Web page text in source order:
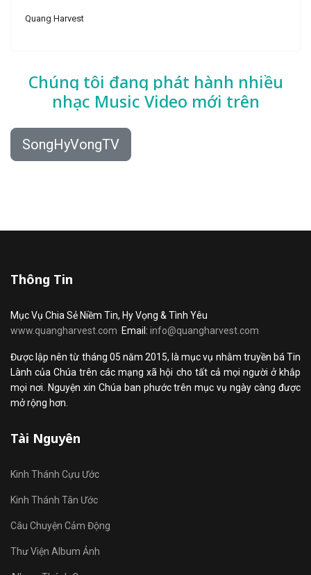
Quang Harvest
Chúng tôi đang phát hành nhiều
nhạc Music Video mới trên
SongHyVongTV
Thông Tin
Mục Vụ Chia Sẻ Niềm Tin, Hy Vọng & Tình Yêu
www.quangharvest.com Email: info@quangharvest.com
Được lập nên từ tháng 05 năm 2015, là mục vụ nhằm truyền bá Tin
Lành của Chúa trên các mạng xã hội cho tất cả mọi người ở khắp
mọi nơi. Nguyện xin Chúa ban phước trên mục vụ ngày càng được
mở rộng hơn.
Tài Nguyên
Kinh Thánh Cựu Ước
Kinh Thánh Tân Ước
Câu Chuyện Cảm Động
Thư Viện Album Ảnh